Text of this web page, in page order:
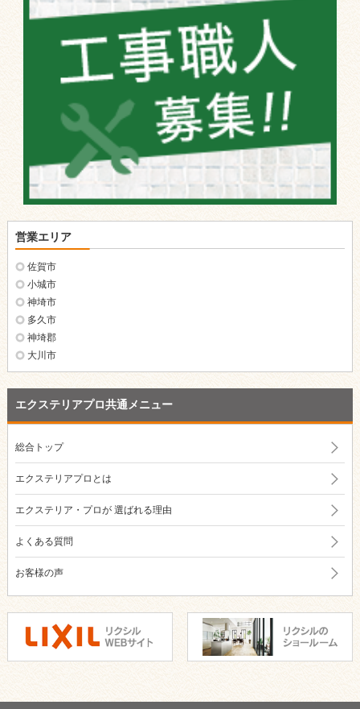
エクステリアプロ共通メニュー
総合トップ
エクステリアプロとは
エクステリア・プロが選ばれる理由
よくある質問
お客様の声
営業エリア
佐賀市
小城市
神埼市
多久市
神埼郡
大川市